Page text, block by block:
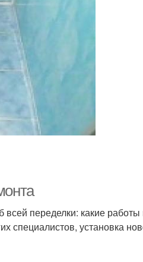
переделки: какие
специалистов, установка